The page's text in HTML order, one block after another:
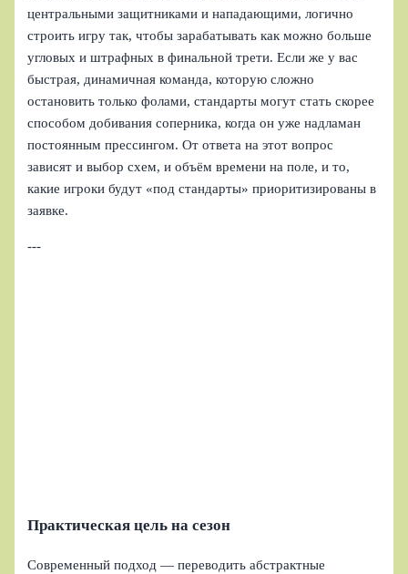
центральными защитниками и нападающими, логично
строить игру так, чтобы зарабатывать как можно больше
угловых и штрафных в финальной трети. Если же у вас
быстрая, динамичная команда, которую сложно
остановить только фолами, стандарты могут стать скорее
способом добивания соперника, когда он уже надламан
постоянным прессингом. От ответа на этот вопрос
зависят и выбор схем, и объём времени на поле, и то,
какие игроки будут «под стандарты» приоритизированы в
заявке.
---
Практическая цель на сезон
Современный подход — переводить абстрактные